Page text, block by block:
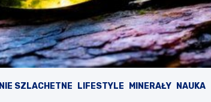
SZLACHETNE LIFESTYLE MINERAŁY NAUKA